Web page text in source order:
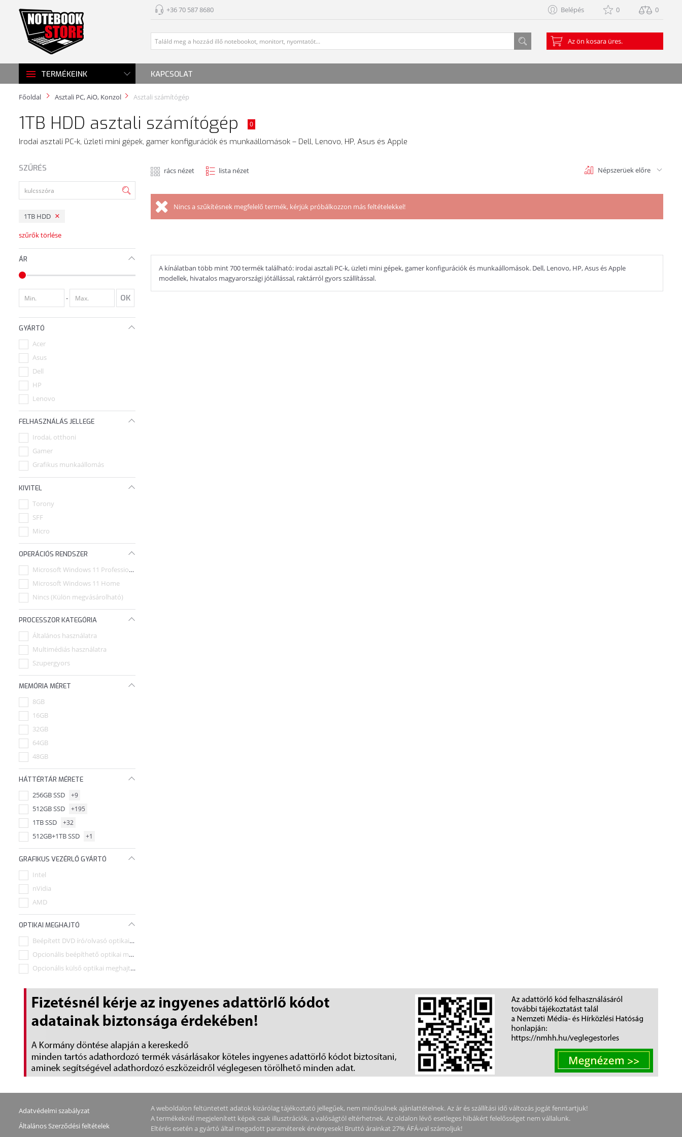
+36 70 587 8680 Belépés 0 0
Az ön kosara üres.
TERMÉKEINK KAPCSOLAT
Főoldal Asztali PC, AiO, Konzol Asztali számítógép
1TB HDD asztali számítógép 0
Irodai asztali PC-k, üzleti mini gépek, gamer konfigurációk és munkaállomások – Dell, Lenovo, HP, Asus és Apple
SZŰRÉS
1TB HDD
szűrők törlése
ÁR
-
GYÁRTÓ
Acer
Asus
Dell
HP
Lenovo
FELHASZNÁLÁS JELLEGE
Irodai, otthoni
Gamer
Grafikus munkaállomás
KIVITEL
Torony
SFF
Micro
OPERÁCIÓS RENDSZER
Microsoft Windows 11 Professional
Microsoft Windows 11 Home
Nincs (Külön megvásárolható)
PROCESSZOR KATEGÓRIA
Általános használatra
Multimédiás használatra
Szupergyors
MEMÓRIA MÉRET
8GB
16GB
32GB
64GB
48GB
HÁTTÉRTÁR MÉRETE
256GB SSD +9
512GB SSD +195
1TB SSD +32
512GB+1TB SSD +1
GRAFIKUS VEZÉRLŐ GYÁRTÓ
Intel
nVidia
AMD
OPTIKAI MEGHAJTÓ
Beépített DVD író/olvasó optikai meghajtó
Opcionális beépíthető optikai meghajtó (Külön megv
Opcionális külső optikai meghajtó (Külön megvásáro
rács nézet lista nézet Népszerüek előre
Nincs a szűkítésnek megfelelő termék, kérjük próbálkozzon más feltételekkel!
A kínálatban több mint 700 termék található: irodai asztali PC-k, üzleti mini gépek, gamer konfigurációk és munkaállomások. Dell, Lenovo, HP, Asus és Apple
modellek, hivatalos magyarországi jótállással, raktárról gyors szállítással.
Adatvédelmi szabályzat
Általános Szerződési feltételek
A weboldalon feltüntetett adatok kizárólag tájékoztató jellegűek, nem minősülnek ajánlattételnek. Az ár és szállítási idő változás jogát fenntartjuk!
A termékeknél megjelenített képek csak illusztrációk, a valóságtól eltérhetnek. Az oldalon lévő esetleges hibákért felelősséget nem vállalunk.
Eltérés esetén a gyártó által megadott paraméterek érvényesek! Bruttó árainkat 27% ÁFÁ-val számoljuk!